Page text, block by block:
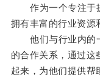
作为一个专注于提
拥有丰富的行业资源
他们与行业内的一
的合作关系，通过这
起来，为他们提供帮